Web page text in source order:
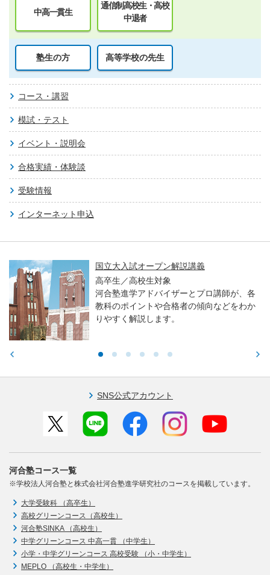
中高一貫生
通信制高校生・高校
中退者
塾生の方 高等学校の先生
コース・講習
模試・テスト
イベント・説明会
合格実績・体験談
受験情報
インターネット申込
国立大入試オープン解説講義
高卒生／高校生対象
河合塾進学アドバイザーとプロ講師が、各
教科のポイントや合格者の傾向などをわか
りやすく解説します。
SNS公式アカウント
河合塾コース一覧
※学校法人河合塾と株式会社河合塾進学研究社のコースを掲載しています。
大学受験科 （高卒生）
高校グリーンコース（高校生）
河合塾SINKA （高校生）
中学グリーンコース 中高一貫 （中学生）
小学・中学グリーンコース 高校受験 （小・中学生）
MEPLO （高校生・中学生）